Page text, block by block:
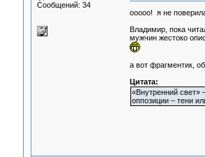
Сообщений: 34
ооооо! я не
Владимир, пока
мужчин жестоко
а вот фрагментик,
Цитата:
«Внутренний свет»
оппозиции – тени